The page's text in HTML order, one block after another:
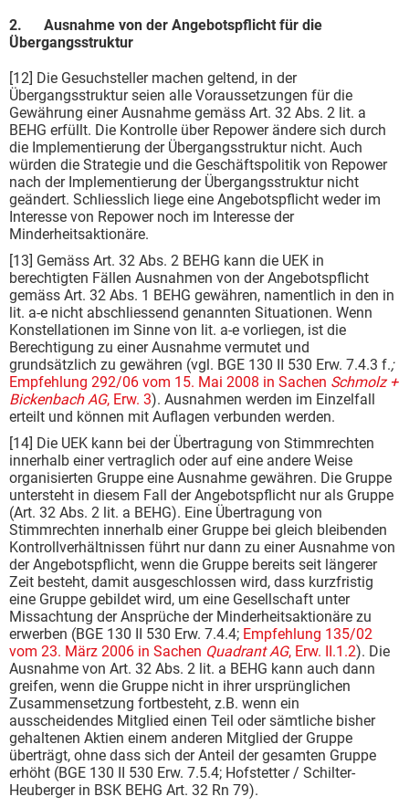
2. Ausnahme von der Angebotspflicht für die
Übergangsstruktur
[12] Die Gesuchsteller machen geltend, in der
Übergangsstruktur seien alle Voraussetzungen für die
Gewährung einer Ausnahme gemäss Art. 32 Abs. 2 lit. a
BEHG erfüllt. Die Kontrolle über Repower ändere sich durch
die Implementierung der Übergangsstruktur nicht. Auch
würden die Strategie und die Geschäftspolitik von Repower
nach der Implementierung der Übergangsstruktur nicht
geändert. Schliesslich liege eine Angebotspflicht weder im
Interesse von Repower noch im Interesse der
Minderheitsaktionäre.
[13] Gemäss Art. 32 Abs. 2 BEHG kann die UEK in
berechtigten Fällen Ausnahmen von der Angebotspflicht
gemäss Art. 32 Abs. 1 BEHG gewähren, namentlich in den in
lit. a-e nicht abschliessend genannten Situationen. Wenn
Konstellationen im Sinne von lit. a-e vorliegen, ist die
Berechtigung zu einer Ausnahme vermutet und
grundsätzlich zu gewähren (vgl. BGE 130 II 530 Erw. 7.4.3 f.;
Empfehlung 292/06 vom 15. Mai 2008 in Sachen Schmolz +
Bickenbach AG, Erw. 3). Ausnahmen werden im Einzelfall
erteilt und können mit Auflagen verbunden werden.
[14] Die UEK kann bei der Übertragung von Stimmrechten
innerhalb einer vertraglich oder auf eine andere Weise
organisierten Gruppe eine Ausnahme gewähren. Die Gruppe
untersteht in diesem Fall der Angebotspflicht nur als Gruppe
(Art. 32 Abs. 2 lit. a BEHG). Eine Übertragung von
Stimmrechten innerhalb einer Gruppe bei gleich bleibenden
Kontrollverhältnissen führt nur dann zu einer Ausnahme von
der Angebotspflicht, wenn die Gruppe bereits seit längerer
Zeit besteht, damit ausgeschlossen wird, dass kurzfristig
eine Gruppe gebildet wird, um eine Gesellschaft unter
Missachtung der Ansprüche der Minderheitsaktionäre zu
erwerben (BGE 130 II 530 Erw. 7.4.4; Empfehlung 135/02
vom 23. März 2006 in Sachen Quadrant AG, Erw. II.1.2). Die
Ausnahme von Art. 32 Abs. 2 lit. a BEHG kann auch dann
greifen, wenn die Gruppe nicht in ihrer ursprünglichen
Zusammensetzung fortbesteht, z.B. wenn ein
ausscheidendes Mitglied einen Teil oder sämtliche bisher
gehaltenen Aktien einem anderen Mitglied der Gruppe
überträgt, ohne dass sich der Anteil der gesamten Gruppe
erhöht (BGE 130 II 530 Erw. 7.5.4; Hofstetter / Schilter-
Heuberger in BSK BEHG Art. 32 Rn 79).